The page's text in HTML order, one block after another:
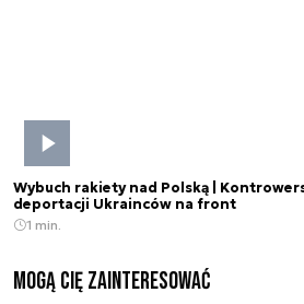
Wybuch rakiety nad Polską |
deportacji Ukrainców na front
1 min.
Mogą Cię zainteresować